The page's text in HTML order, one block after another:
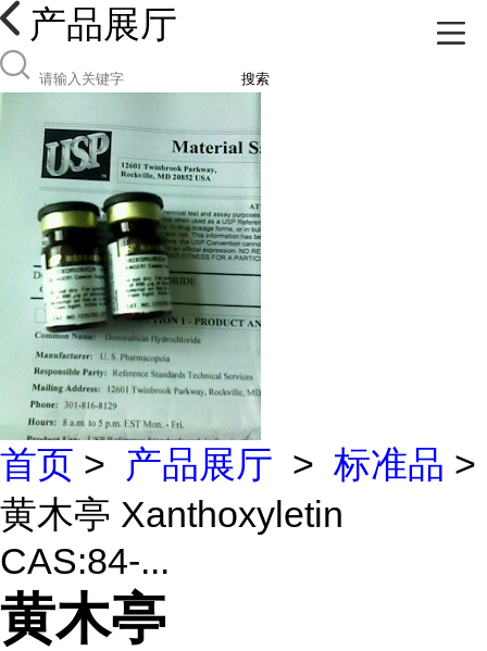
产品展厅
搜索
首页 > 产品展厅 > 标准品 >
黄木亭 Xanthoxyletin
CAS:84-...
黄木亭